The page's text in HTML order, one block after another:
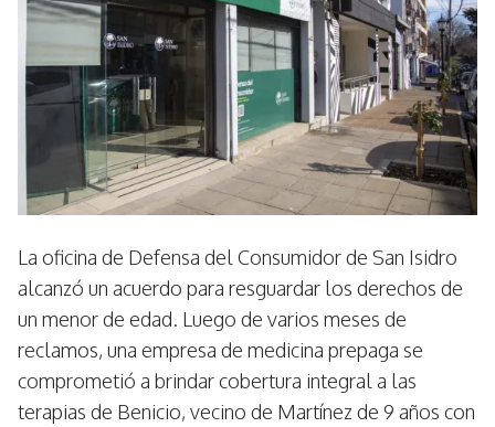
La oficina de Defensa del Consumidor de San Isidro
alcanzó un acuerdo para resguardar los derechos de
un menor de edad. Luego de varios meses de
reclamos, una empresa de medicina prepaga se
comprometió a brindar cobertura integral a las
terapias de Benicio, vecino de Martínez de 9 años con